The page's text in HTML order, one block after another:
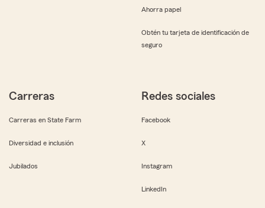
Ahorra papel
Obtén tu tarjeta de identificación de
seguro
Carreras
Carreras en State Farm
Diversidad e inclusión
Jubilados
Redes sociales
Facebook
X
Instagram
LinkedIn